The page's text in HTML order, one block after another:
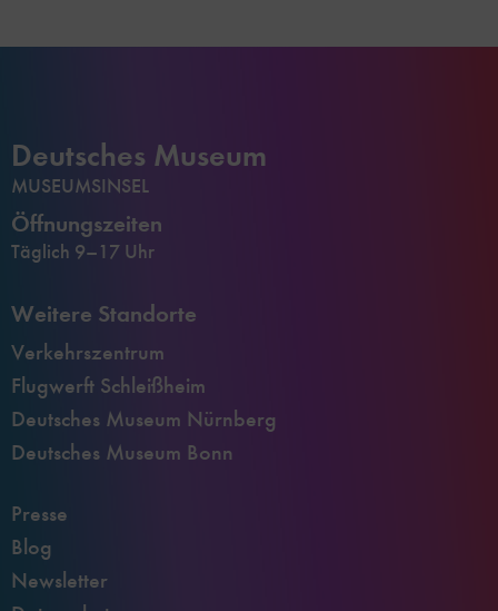
Deutsches Museum
MUSEUMSINSEL
Öffnungszeiten
Täglich 9–17 Uhr
Weitere Standorte
Verkehrszentrum
Flugwerft Schleißheim
Deutsches Museum Nürnberg
Deutsches Museum Bonn
Presse
Blog
Newsletter